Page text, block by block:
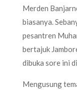
Merden
biasanya.
pesantren
bertajuk
dibuka sore ini di
Mengusung